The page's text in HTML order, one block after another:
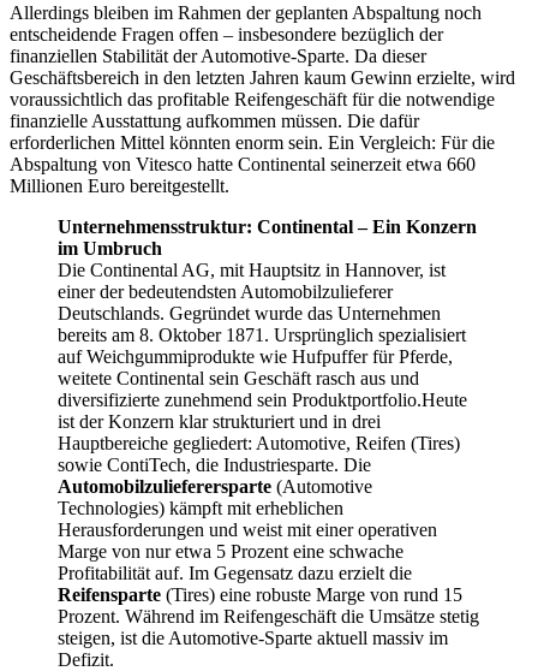
Allerdings bleiben im Rahmen der geplanten Abspaltung noch
entscheidende Fragen offen – insbesondere bezüglich der
finanziellen Stabilität der Automotive-Sparte. Da dieser
Geschäftsbereich in den letzten Jahren kaum Gewinn erzielte, wird
voraussichtlich das profitable Reifengeschäft für die notwendige
finanzielle Ausstattung aufkommen müssen. Die dafür
erforderlichen Mittel könnten enorm sein. Ein Vergleich: Für die
Abspaltung von Vitesco hatte Continental seinerzeit etwa 660
Millionen Euro bereitgestellt.
Unternehmensstruktur: Continental – Ein Konzern
im Umbruch
Die Continental AG, mit Hauptsitz in Hannover, ist
einer der bedeutendsten Automobilzulieferer
Deutschlands. Gegründet wurde das Unternehmen
bereits am 8. Oktober 1871. Ursprünglich spezialisiert
auf Weichgummiprodukte wie Hufpuffer für Pferde,
weitete Continental sein Geschäft rasch aus und
diversifizierte zunehmend sein Produktportfolio.Heute
ist der Konzern klar strukturiert und in drei
Hauptbereiche gegliedert: Automotive, Reifen (Tires)
sowie ContiTech, die Industriesparte. Die
Automobilzulieferersparte (Automotive
Technologies) kämpft mit erheblichen
Herausforderungen und weist mit einer operativen
Marge von nur etwa 5 Prozent eine schwache
Profitabilität auf. Im Gegensatz dazu erzielt die
Reifensparte (Tires) eine robuste Marge von rund 15
Prozent. Während im Reifengeschäft die Umsätze stetig
steigen, ist die Automotive-Sparte aktuell massiv im
Defizit.